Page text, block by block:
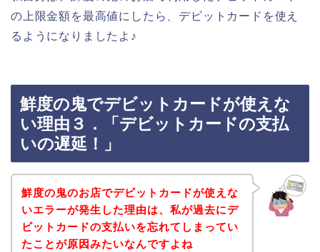
の上限金額を最高値にしたら、デビットカードを使え
るようになりましたよ♪
鮮度の鬼でデビットカードが使えな
い理由３．「デビットカードの支払
いの遅延！」
鮮度の鬼のお店でデビットカードが使えな
いエラーが発生した理由は、私が過去にデ
ビットカードの支払いを忘れてしまってい
たことが原因みたいなんですよね